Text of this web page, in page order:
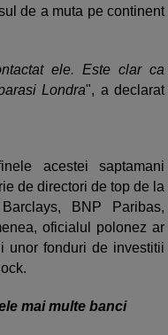
de a muta pe continent
ele. Este clar ca
Londra", a declarat
acestei saptamani
de directori de top de la
BNP Paribas,
oficialul polonez ar
unor fonduri de investitii
mai multe banci